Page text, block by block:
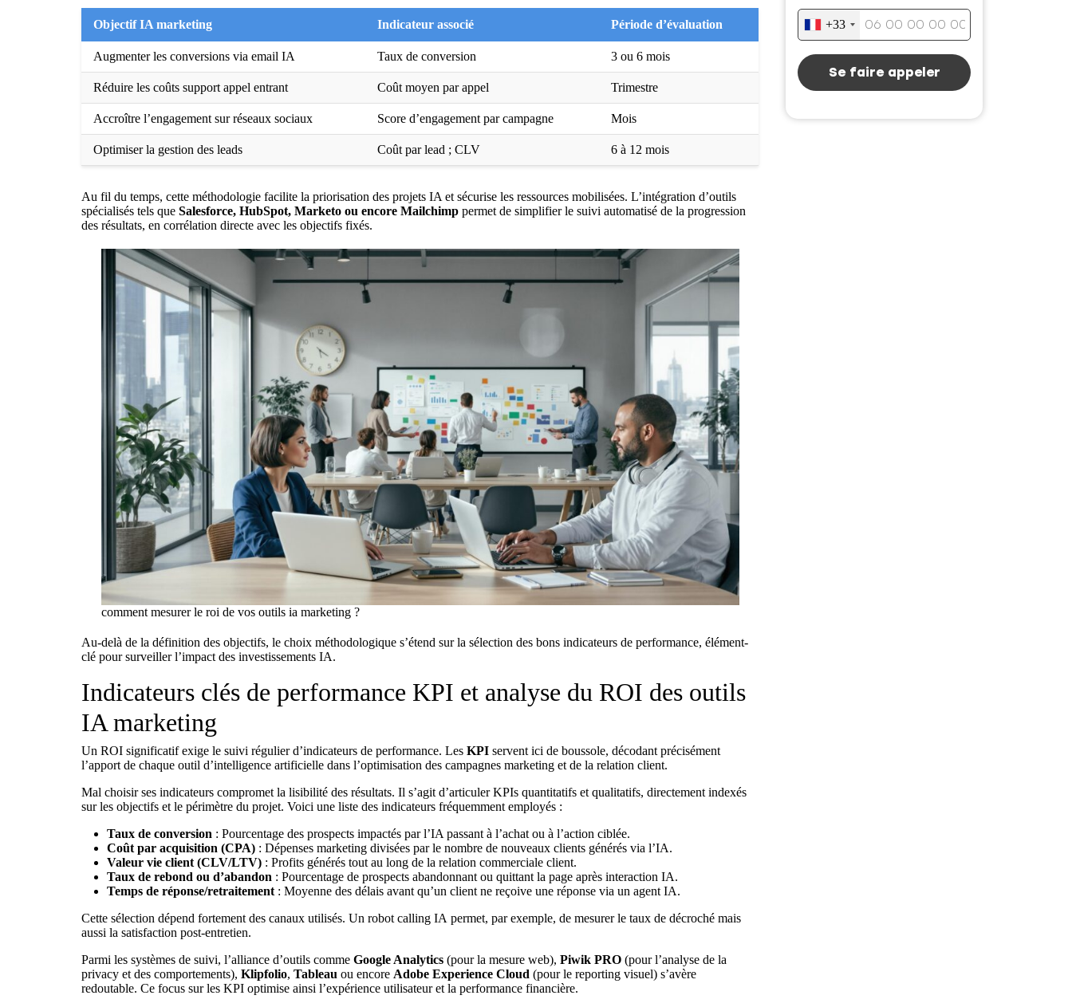
Objectif IA marketing Indicateur associé Période d’évaluation
Augmenter les conversions via email IA Taux de conversion 3 ou 6 mois
Réduire les coûts support appel entrant Coût moyen par appel Trimestre
Accroître l’engagement sur réseaux sociaux Score d’engagement par campagne Mois
Optimiser la gestion des leads Coût par lead ; CLV 6 à 12 mois
Au fil du temps, cette méthodologie facilite la priorisation des projets IA et sécurise les ressources mobilisées. L’intégration d’outils
spécialisés tels que Salesforce, HubSpot, Marketo ou encore Mailchimp permet de simplifier le suivi automatisé de la progression
des résultats, en corrélation directe avec les objectifs fixés.
comment mesurer le roi de vos outils ia marketing ?
Au-delà de la définition des objectifs, le choix méthodologique s’étend sur la sélection des bons indicateurs de performance, élément-
clé pour surveiller l’impact des investissements IA.
Indicateurs clés de performance KPI et analyse du ROI des outils
IA marketing
Un ROI significatif exige le suivi régulier d’indicateurs de performance. Les KPI servent ici de boussole, décodant précisément
l’apport de chaque outil d’intelligence artificielle dans l’optimisation des campagnes marketing et de la relation client.
Mal choisir ses indicateurs compromet la lisibilité des résultats. Il s’agit d’articuler KPIs quantitatifs et qualitatifs, directement indexés
sur les objectifs et le périmètre du projet. Voici une liste des indicateurs fréquemment employés :
Taux de conversion : Pourcentage des prospects impactés par l’IA passant à l’achat ou à l’action ciblée.
Coût par acquisition (CPA) : Dépenses marketing divisées par le nombre de nouveaux clients générés via l’IA.
Valeur vie client (CLV/LTV) : Profits générés tout au long de la relation commerciale client.
Taux de rebond ou d’abandon : Pourcentage de prospects abandonnant ou quittant la page après interaction IA.
Temps de réponse/retraitement : Moyenne des délais avant qu’un client ne reçoive une réponse via un agent IA.
Cette sélection dépend fortement des canaux utilisés. Un robot calling IA permet, par exemple, de mesurer le taux de décroché mais
aussi la satisfaction post-entretien.
Parmi les systèmes de suivi, l’alliance d’outils comme Google Analytics (pour la mesure web), Piwik PRO (pour l’analyse de la
privacy et des comportements), Klipfolio, Tableau ou encore Adobe Experience Cloud (pour le reporting visuel) s’avère
redoutable. Ce focus sur les KPI optimise ainsi l’expérience utilisateur et la performance financière.
+33
Se faire appeler